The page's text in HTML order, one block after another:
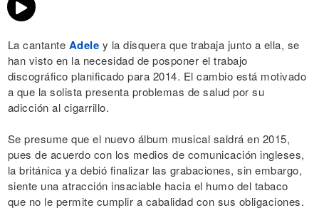
La cantante Adele y la disquera que trabaja junto a ella, se
han visto en la necesidad de posponer el trabajo
discográfico planificado para 2014. El cambio está motivado
a que la solista presenta problemas de salud por su
adicción al cigarrillo.
Se presume que el nuevo álbum musical saldrá en 2015,
pues de acuerdo con los medios de comunicación ingleses,
la británica ya debió finalizar las grabaciones, sin embargo,
siente una atracción insaciable hacia el humo del tabaco
que no le permite cumplir a cabalidad con sus obligaciones.